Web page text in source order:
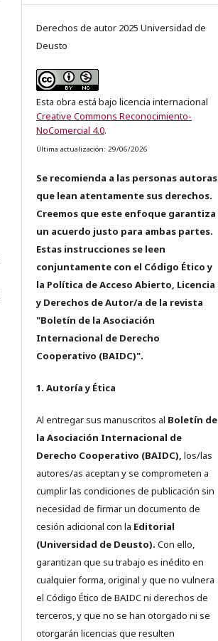
Derechos de autor 2025 Universidad de
Deusto
Esta obra está bajo licencia internacional
Creative Commons Reconocimiento-
NoComercial 4.0.
Última actualización: 29/06/2026
Se recomienda a las personas autoras
que lean atentamente sus derechos.
Creemos que este enfoque garantiza
un acuerdo justo para ambas partes.
Estas instrucciones se leen
conjuntamente con el Código Ético y
la Política de Acceso Abierto, Licencia
y Derechos de Autor/a de la revista
"Boletín de la Asociación
Internacional de Derecho
Cooperativo (BAIDC)".
1. Autoría y Ética
Al entregar sus manuscritos al Boletín de
la Asociación Internacional de
Derecho Cooperativo (BAIDC), los/las
autores/as aceptan y se comprometen a
cumplir las condiciones de publicación sin
necesidad de firmar un documento de
cesión adicional con la Editorial
(Universidad de Deusto). Con ello,
garantizan que su trabajo es inédito en
cualquier forma, original y que no vulnera
el Código Ético de BAIDC ni derechos de
terceros, y que no se han otorgado ni se
otorgarán licencias que resulten